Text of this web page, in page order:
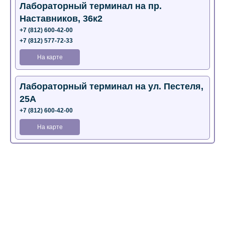
Лабораторный терминал на пр.
Наставников, 36к2
+7 (812) 600-42-00
+7 (812) 577-72-33
На карте
Лабораторный терминал на ул. Пестеля,
25А
+7 (812) 600-42-00
На карте